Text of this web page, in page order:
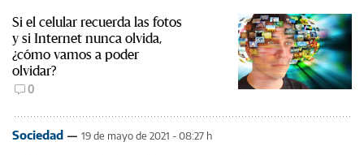
Si el celular recuerda las fotos
y si Internet nunca olvida,
¿cómo vamos a poder
olvidar?
0
Sociedad 19 de mayo de 2021 - 08:27 h